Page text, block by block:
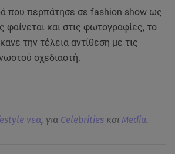
που περπάτησε σε fashion show ως
φαίνεται και στις φωτογραφίες, το
την τέλεια αντίθεση με τις
σχεδιαστή.
νεα, για Celebrities και Media.